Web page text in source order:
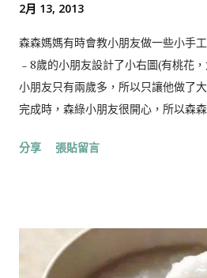
先刨皮，由於紅菜頭帶鹼性，所以雙
汁液不易洗去；碰到這種情況時不妨
易洗得乾淨。 紅菜頭在歐洲地位媲美
富有助補血，且葉酸含量高有益幼兒
不過它受歡迎的原因不止這些。 紅菜
者補血的最佳天然食品，長期食用還
來煲水，有排毒功效，值得一試。 ...
2月 13, 2013
森森媽媽有時會教小朋友做一些小手
﹣8歲的小朋友設計了小右圖(有桃花
小朋友只有兩歲多，所以只讓他做了
完成時，森綠小朋友很開心，所以森
材料： 1．橙色手工紙 （用作大吉）
己剪） 8．雙面膠貼，有foam的雙面
1．大人：先剪出背景紙(約14cm X
分享 張貼留言